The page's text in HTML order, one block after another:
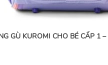
GÙ KUROMI CHO BÉ CẤP 1